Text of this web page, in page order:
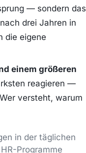
— sondern das
drei Jahren in
die eigene
einem größeren
reagieren —
versteht, warum
in der täglichen
Programme